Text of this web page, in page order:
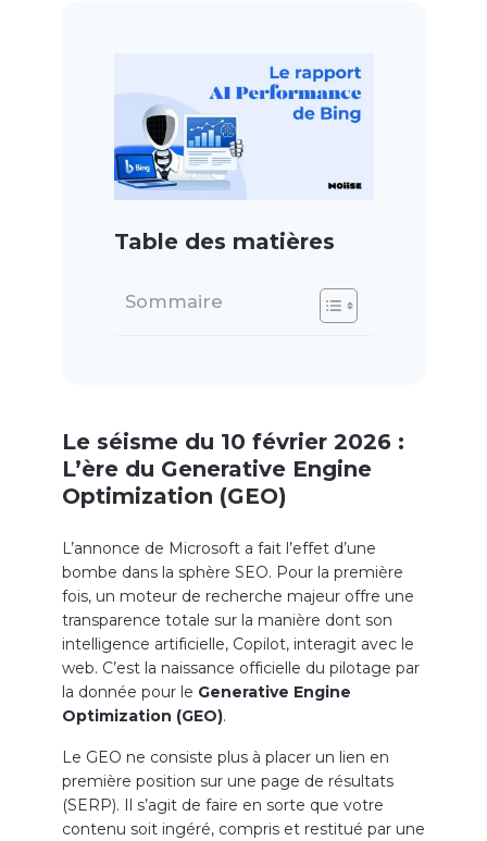
Table des matières
Sommaire
Le séisme du 10 février 2026 :
L’ère du Generative Engine
Optimization (GEO)
L’annonce de Microsoft a fait l’effet d’une
bombe dans la sphère SEO. Pour la première
fois, un moteur de recherche majeur offre une
transparence totale sur la manière dont son
intelligence artificielle, Copilot, interagit avec le
web. C’est la naissance officielle du pilotage par
la donnée pour le Generative Engine
Optimization (GEO).
Le GEO ne consiste plus à placer un lien en
première position sur une page de résultats
(SERP). Il s’agit de faire en sorte que votre
contenu soit ingéré, compris et restitué par une